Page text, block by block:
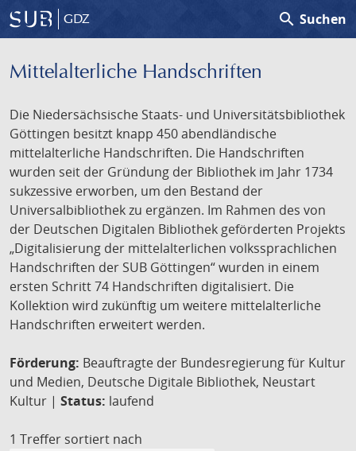
GDZ search Suchen
Mittelalterliche Handschriften
Die Niedersächsische Staats- und Universitätsbibliothek
Göttingen besitzt knapp 450 abendländische
mittelalterliche Handschriften. Die Handschriften
wurden seit der Gründung der Bibliothek im Jahr 1734
sukzessive erworben, um den Bestand der
Universalbibliothek zu ergänzen. Im Rahmen des von
der Deutschen Digitalen Bibliothek geförderten Projekts
„Digitalisierung der mittelalterlichen volkssprachlichen
Handschriften der SUB Göttingen“ wurden in einem
ersten Schritt 74 Handschriften digitalisiert. Die
Kollektion wird zukünftig um weitere mittelalterliche
Handschriften erweitert werden.
Förderung: Beauftragte der Bundesregierung für Kultur
und Medien, Deutsche Digitale Bibliothek, Neustart
Kultur | Status: laufend
1 Treffer sortiert nach